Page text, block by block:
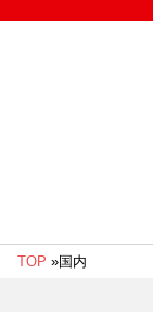
TOP »国内